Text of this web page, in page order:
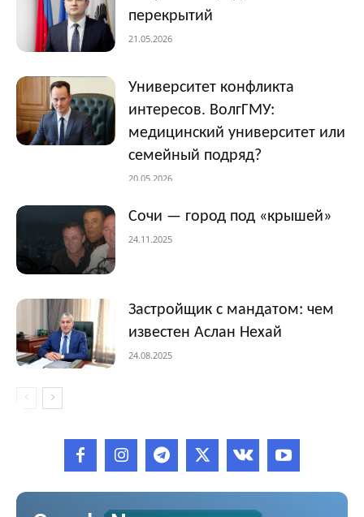
перекрытий
21.05.2026
Университет конфликта
интересов. ВолгГМУ:
медицинский университет или
семейный подряд?
20.05.2026
Сочи — город под «крышей»
24.11.2025
Застройщик с мандатом: чем
известен Аслан Нехай
24.08.2025